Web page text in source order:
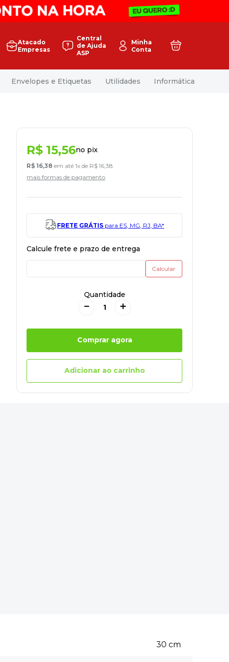
Atacado
Empresas
Central
de Ajuda
ASP
Minha
Conta
Envelopes e Etiquetas Utilidades Informática
R$ 15,56no pix
R$ 16,38 em até1x de R$ 16 ,38
mais formas de pagamento
FRETE GRÁTIS para ES, MG, RJ, BA*
Quantidade
＋
－
Comprar agora
Adicionar ao carrinho
30 cm